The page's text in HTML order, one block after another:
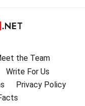
the Team
Write For Us
Privacy Policy